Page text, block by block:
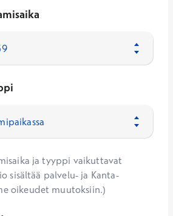
ja tyyppi vaikuttavat
sisältää palvelu- ja Kanta-
oikeudet muutoksiin.)